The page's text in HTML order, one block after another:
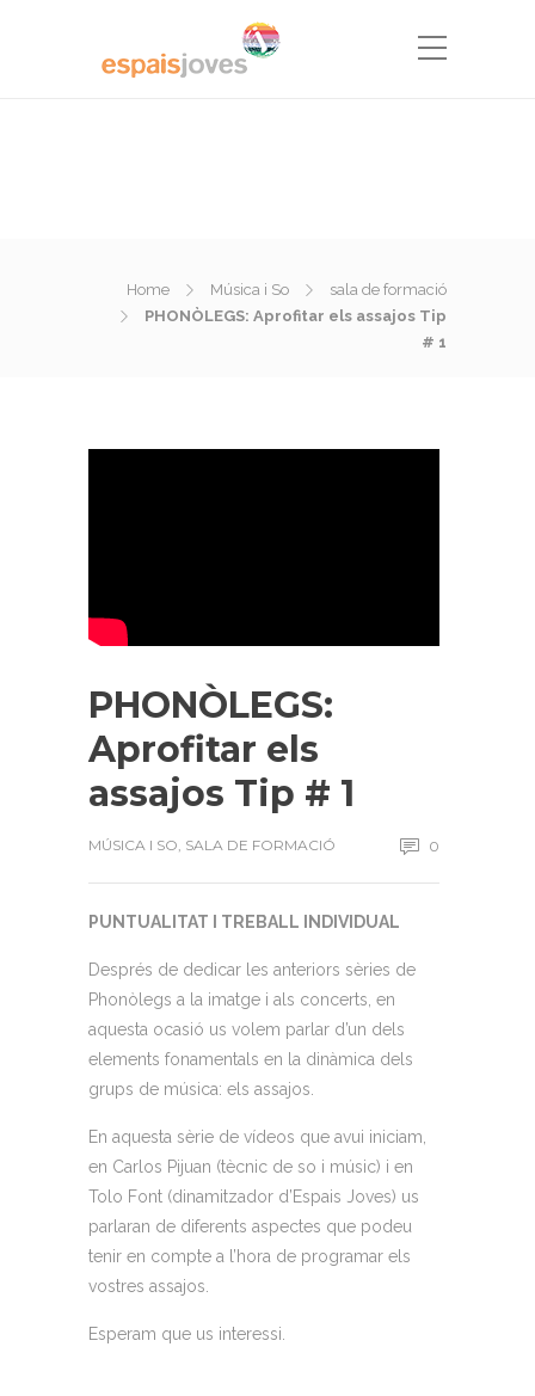
Home Música i So
sala de formació
PHONÒLEGS: Aprofitar els assajos Tip
# 1
PHONÒLEGS:
Aprofitar els
assajos Tip # 1
MÚSICA I SO, SALA DE FORMACIÓ 0
PUNTUALITAT I TREBALL INDIVIDUAL
Després de dedicar les anteriors sèries de
Phonòlegs a la imatge i als concerts, en
aquesta ocasió us volem parlar d’un dels
elements fonamentals en la dinàmica dels
grups de música: els assajos.
En aquesta sèrie de vídeos que avui iniciam,
en Carlos Pijuan (tècnic de so i músic) i en
Tolo Font (dinamitzador d’Espais Joves) us
parlaran de diferents aspectes que podeu
tenir en compte a l’hora de programar els
vostres assajos.
Esperam que us interessi.